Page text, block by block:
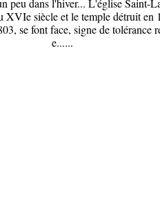
peu dans l'hiver... L'église Saint-
XVIe siècle et le temple détruit en
se font face, signe de tolérance
e......